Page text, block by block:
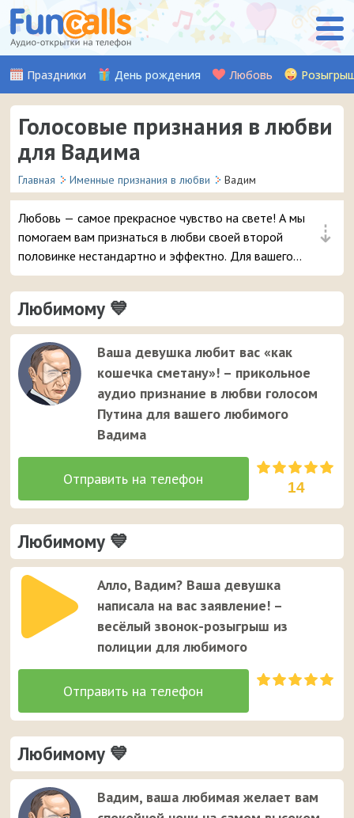
Праздники День рождения Любовь
Голосовые признания в любви
для Вадима
Главная Именные признания в любви Вадим
⇣
Любовь — самое прекрасное чувство на свете! А мы
помогаем вам признаться в любви своей второй
половинке нестандартно и эффектно. Для вашего
мужчины Вадима мы записали множество красивых
музыкальных и аудио признаний, стихов, а также
шуточных признаний от Путина (хит!). Выберите
понравившуюся аудио-открытку и уже через пару
мгновений она придет на телефон вашему любимому
Вадиму. Это единственный случай, когда звонок от
неизвестного номера вызывает улыбку у вашего
мужчины ;)
Любимому 💙
Ваша девушка любит вас «как
кошечка сметану»! – прикольное
аудио признание в любви голосом
Путина для вашего любимого
Вадима
14
Любимому 💙
Алло, Вадим? Ваша девушка
написала на вас заявление! –
весёлый звонок-розыгрыш из
полиции для любимого
Любимому 💙
Вадим, ваша любимая желает вам